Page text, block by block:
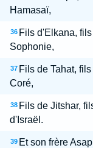
Hamasaï,
36 Fils d'Elkana,
Sophonie,
37 Fils de Tahat,
Coré,
38 Fils de Jitshar,
d'Israël.
39 Et son frère